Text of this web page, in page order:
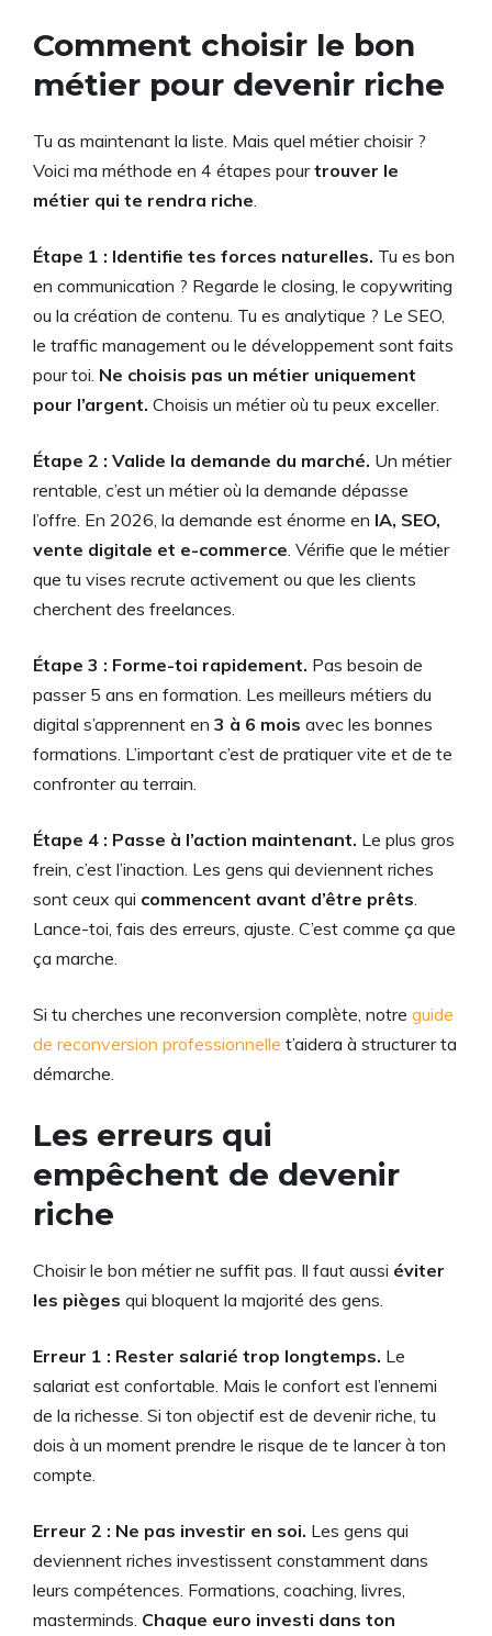
Comment choisir le bon
métier pour devenir riche
Tu as maintenant la liste. Mais quel métier choisir ?
Voici ma méthode en 4 étapes pourtrouver le
métier qui te rendra riche
Étape 1 : Identifie tes forces naturelles. Tu es bon
en communication ? Regarde le closing, le copywriting
ou la création de contenu. Tu es analytique ? Le SEO,
le traffic management ou le développement sont faits
pour toi. Ne choisis pas un métier uniquement
pour l’argent. Choisis un métier où tu peux exceller.
Étape 2 : Valide la demande du marché. Un métier
rentable, c’est un métier où la demande dépasse
l’offre. En 2026, la demande est énorme en IA, SEO,
vente digitale et e-commerce . Vérifie que le métier
que tu vises recrute activement ou que les clients
cherchent des freelances.
Étape 3 : Forme-toi rapidement. Pas besoin de
passer 5 ans en formation. Les meilleurs métiers du
digital s’apprennent en 3 à 6 mois avec les bonnes
formations. L’important c’est de pratiquer vite et de te
confronter au terrain.
Étape 4 : Passe à l’action maintenant. Le plus gros
frein, c’est l’inaction. Les gens qui deviennent riches
sont ceux qui commencent avant d’être prêts
Lance-toi, fais des erreurs, ajuste. C’est comme ça que
ça marche.
Si tu cherches une reconversion complète, notre guide
de reconversion professionnelle t’aidera à structurer ta
démarche.
Les erreurs qui
empêchent de devenir
riche
Choisir le bon métier ne suffit pas. Il faut aussi éviter
les pièges qui bloquent la majorité des gens.
Erreur 1 : Rester salarié trop longtemps. Le
salariat est confortable. Mais le confort est l’ennemi
de la richesse. Si ton objectif est de devenir riche, tu
dois à un moment prendre le risque de te lancer à ton
compte.
Erreur 2 : Ne pas investir en soi. Les gens qui
deviennent riches investissent constamment dans
leurs compétences. Formations, coaching, livres,
masterminds. Chaque euro investi dans ton